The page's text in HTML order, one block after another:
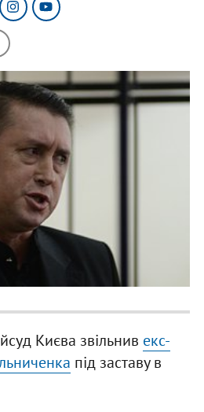
Києва звільнив екс-
під заставу в